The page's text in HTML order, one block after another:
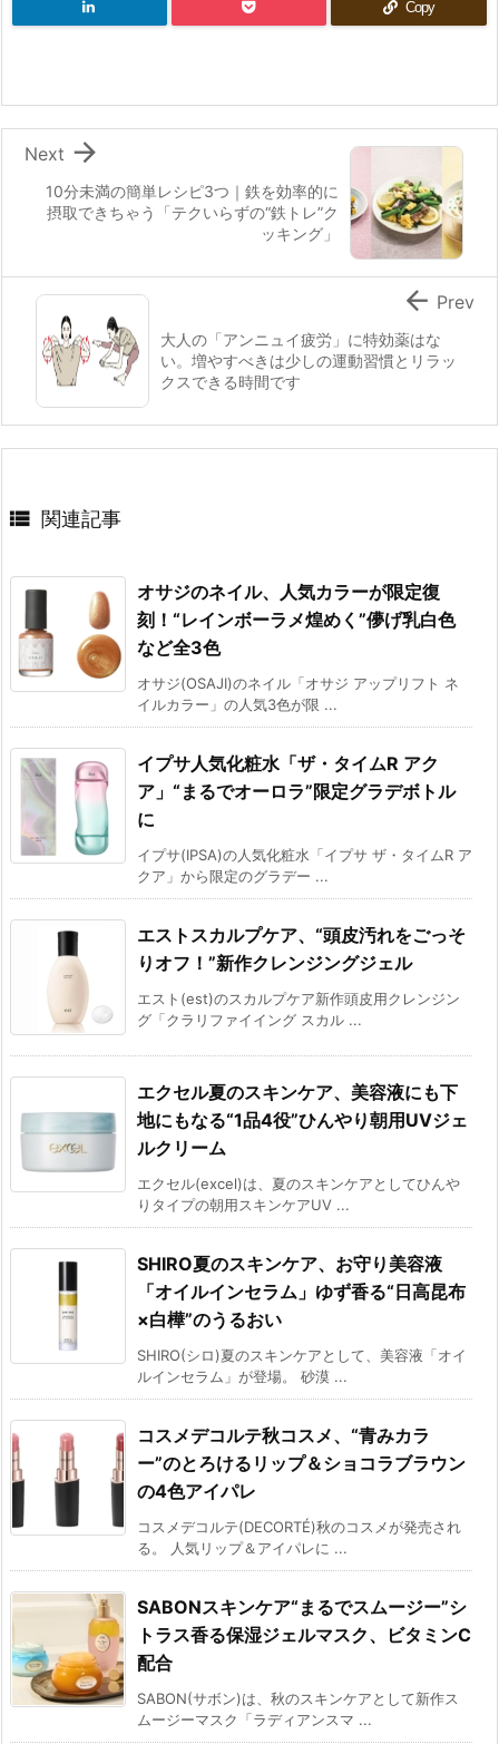
Copy
10分未満の簡単レシピ3つ｜鉄を効率的に
摂取できちゃう「テクいらずの“鉄トレ”ク
ッキング」

Next
大人の「アンニュイ疲労」に特効薬はな
い。増やすべきは少しの運動習慣とリラッ
クスできる時間です
 Prev
 関連記事
オサジのネイル、人気カラーが限定復
刻！“レインボーラメ煌めく”儚げ乳白色
など全3色
オサジ(OSAJI)のネイル「オサジ アップリフト ネ
イルカラー」の人気3色が限 ...
イプサ人気化粧水「ザ・タイムR アク
ア」“まるでオーロラ”限定グラデボトル
に
イプサ(IPSA)の人気化粧水「イプサ ザ・タイムR ア
クア」から限定のグラデー ...
エストスカルプケア、“頭皮汚れをごっそ
りオフ！”新作クレンジングジェル
エスト(est)のスカルプケア新作頭皮用クレンジン
グ「クラリファイイング スカル ...
エクセル夏のスキンケア、美容液にも下
地にもなる“1品4役”ひんやり朝用UVジェ
ルクリーム
エクセル(excel)は、夏のスキンケアとしてひんや
りタイプの朝用スキンケアUV ...
SHIRO夏のスキンケア、お守り美容液
「オイルインセラム」ゆず香る“日高昆布
×白樺”のうるおい
SHIRO(シロ)夏のスキンケアとして、美容液「オイ
ルインセラム」が登場。 砂漠 ...
コスメデコルテ秋コスメ、“青みカラ
ー”のとろけるリップ＆ショコラブラウン
の4色アイパレ
コスメデコルテ(DECORTÉ)秋のコスメが発売され
る。 人気リップ＆アイパレに ...
SABONスキンケア“まるでスムージー”シ
トラス香る保湿ジェルマスク、ビタミンC
配合
SABON(サボン)は、秋のスキンケアとして新作ス
ムージーマスク「ラディアンスマ ...